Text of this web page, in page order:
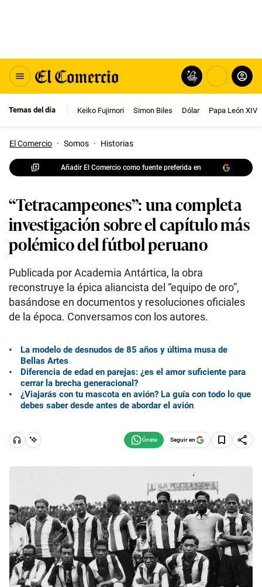
Temas del día Keiko Fujimori Simon Biles Dólar Papa León XIV
El Comercio · Somos · Historias
Añadir El Comercio como fuente preferida en
“Tetracampeones”: una completa
investigación sobre el capítulo más
polémico del fútbol peruano
Publicada por Academia Antártica, la obra
reconstruye la épica aliancista del “equipo de oro”,
basándose en documentos y resoluciones oficiales
de la época. Conversamos con los autores.
La modelo de desnudos de 85 años y última musa de
Bellas Artes
Diferencia de edad en parejas: ¿es el amor suficiente para
cerrar la brecha generacional?
¿Viajarás con tu mascota en avión? La guía con todo lo que
debes saber desde antes de abordar el avión
Seguir en